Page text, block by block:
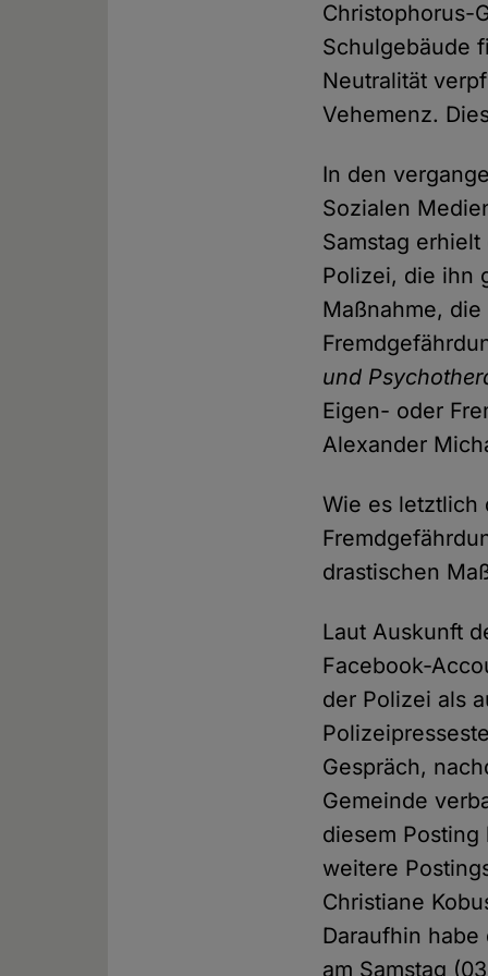
Christophorus-
Schulgebäude
Neutralität
Vehemenz.
In den
Sozialen
Samstag
Polizei, die ihn
Maßnahme,
und
Eigen- oder
Alexander
Wie es letztlich
drastischen
Laut Auskunft
Facebook-
der Polizei als
Gespräch,
Gemeinde
diesem
weitere
Christiane
Daraufhin
am Samstag